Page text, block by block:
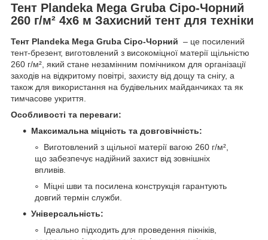
Тент Plandeka Mega Gruba Сіро-Чорний
260 г/м² 4х6 м Захисний тент для техніки
Тент Plandeka Mega Gruba Сіро-Чорний – це посилений
тент-брезент, виготовлений з високоміцної матерії щільністю
260 г/м², який стане незамінним помічником для організації
заходів на відкритому повітрі, захисту від дощу та снігу, а
також для використання на будівельних майданчиках та як
тимчасове укриття.
Особливості та переваги:
Максимальна міцність та довговічність:
Виготовлений з щільної матерії вагою 260 г/м²,
що забезпечує надійний захист від зовнішніх
впливів.
Міцні шви та посилена конструкція гарантують
довгий термін служби.
Універсальність:
Ідеально підходить для проведення пікніків,